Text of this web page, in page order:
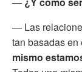
— Las
tan basadas
mismo